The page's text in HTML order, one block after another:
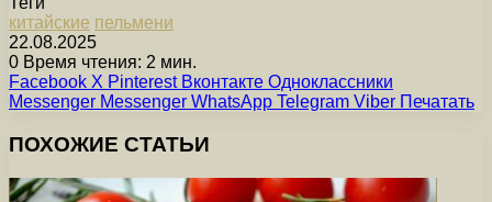
китайские пельмени
22.08.2025
0 Время чтения: 2 мин.
Facebook X Pinterest Вконтакте Одноклассники
Messenger Messenger WhatsApp Telegram Viber Печатать
ПОХОЖИЕ СТАТЬИ